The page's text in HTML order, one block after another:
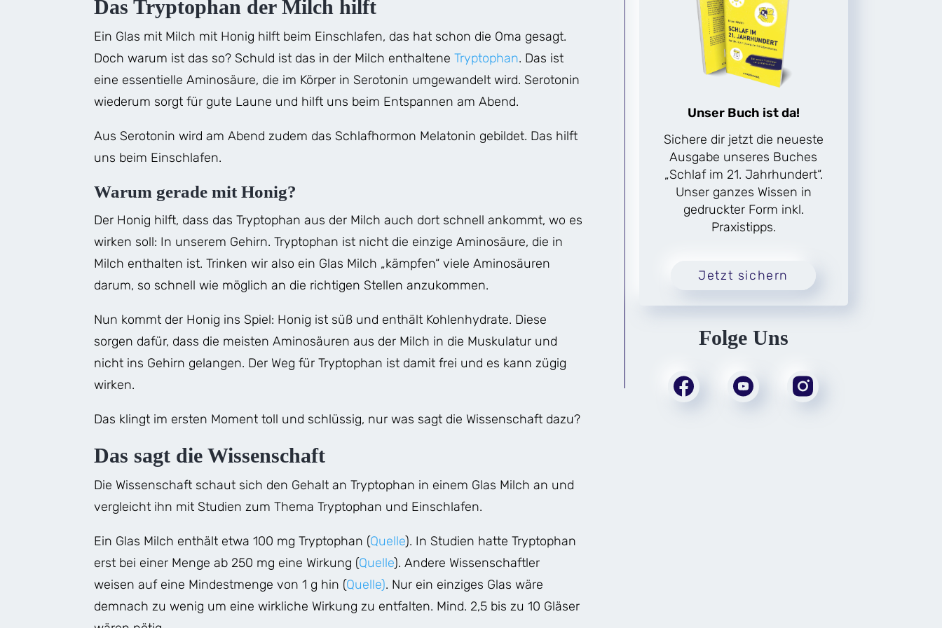
Das Tryptophan der Milch hilft
Ein Glas mit Milch mit Honig hilft beim Einschlafen, das hat schon die Oma gesagt.
Doch warum ist das so? Schuld ist das in der Milch enthalteneTryptophan. Das ist
eine essentielle Aminosäure, die im Körper in Serotonin umgewandelt wird. Serotonin
wiederum sorgt für gute Laune und hilft uns beim Entspannen am Abend.
Aus Serotonin wird am Abend zudem das Schlafhormon Melatonin gebildet. Das hilft
uns beim Einschlafen.
Warum gerade mit Honig?
Der Honig hilft, dass das Tryptophan aus der Milch auch dort schnell ankommt, wo es
wirken soll: In unserem Gehirn. Tryptophan ist nicht die einzige Aminosäure, die in
Milch enthalten ist. Trinken wir also ein Glas Milch „kämpfen“ viele Aminosäuren
darum, so schnell wie möglich an die richtigen Stellen anzukommen.
Nun kommt der Honig ins Spiel: Honig ist süß und enthält Kohlenhydrate. Diese
sorgen dafür, dass die meisten Aminosäuren aus der Milch in die Muskulatur und
nicht ins Gehirn gelangen. Der Weg für Tryptophan ist damit frei und es kann zügig
wirken.
Das klingt im ersten Moment toll und schlüssig, nur was sagt die Wissenschaft dazu?
Das sagt die Wissenschaft
Die Wissenschaft schaut sich den Gehalt an Tryptophan in einem Glas Milch an und
vergleicht ihn mit Studien zum Thema Tryptophan und Einschlafen.
Ein Glas Milch enthält etwa 100 mg Tryptophan (Quelle). In Studien hatte Tryptophan
erst bei einer Menge ab 250 mg eine Wirkung (Quelle). Andere Wissenschaftler
weisen auf eine Mindestmenge von 1 g hin (Quelle). Nur ein einziges Glas wäre
demnach zu wenig um eine wirkliche Wirkung zu entfalten. Mind. 2,5 bis zu 10 Gläser
Unser Buch ist da!
Sichere dir jetzt die neueste
Ausgabe unseres Buches
„Schlaf im 21. Jahrhundert“.
Unser ganzes Wissen in
gedruckter Form inkl.
Praxistipps.
Jetzt sichern
Folge Uns